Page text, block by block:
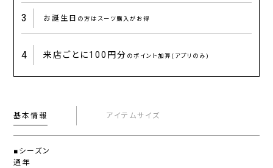
3 お誕生日 の方はスーツ購入がお得
4 来店ごとに100円分 のポイント加算(アプリのみ)
基本情報 アイテムサイズ
■シーズン
通年